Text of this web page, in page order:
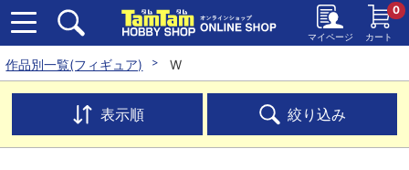
マイページ カート
0
作品別一覧(フィギュア) W
表示順 絞り込み